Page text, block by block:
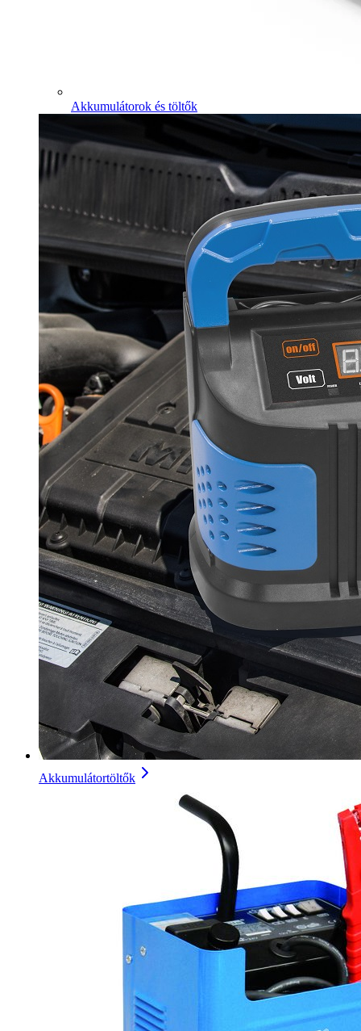
Akkumulátorok és töltők
Akkumulátortöltők